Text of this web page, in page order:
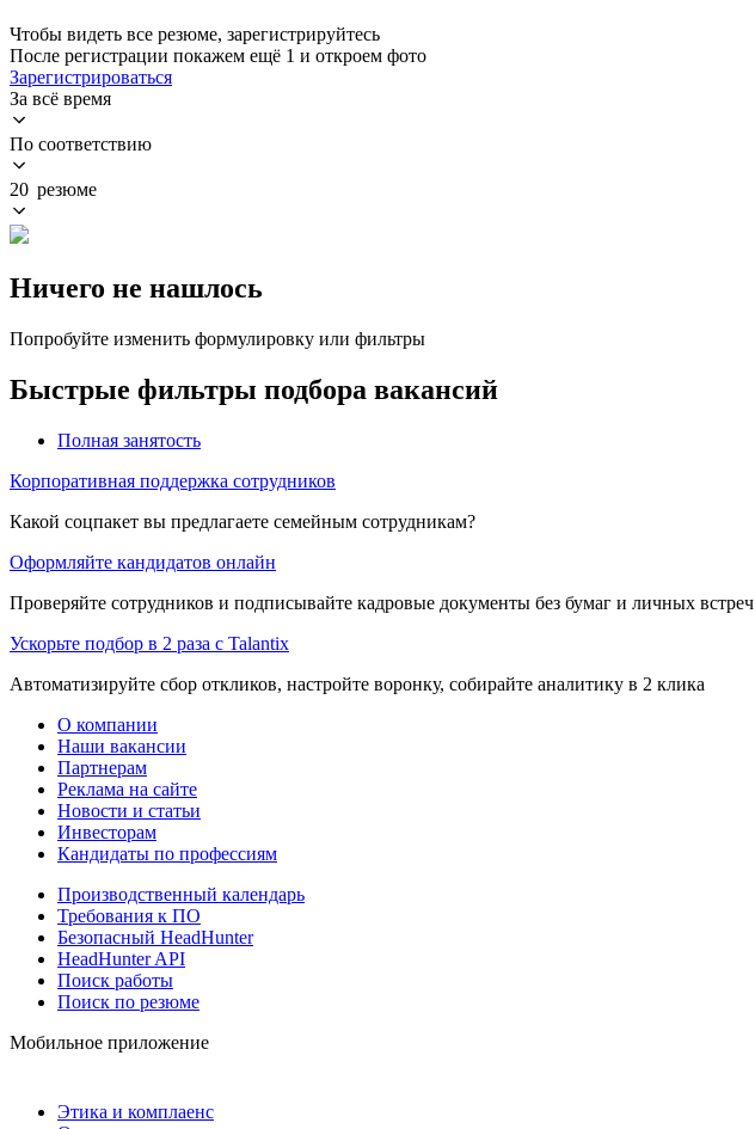
Чтобы видеть все резюме, зарегистрируйтесь
После регистрации покажем ещё 1 и откроем фото
Зарегистрироваться
За всё время
По соответствию
20 резюме
Ничего не нашлось
Попробуйте изменить формулировку или фильтры
Быстрые фильтры подбора вакансий
Полная занятость
Корпоративная поддержка сотрудников
Какой соцпакет вы предлагаете семейным сотрудникам?
Оформляйте кандидатов онлайн
Проверяйте сотрудников и подписывайте кадровые документы без бумаг и личных встреч
Ускорьте подбор в 2 раза с Talantix
Автоматизируйте сбор откликов, настройте воронку, собирайте аналитику в 2 клика
О компании
Наши вакансии
Партнерам
Реклама на сайте
Новости и статьи
Инвесторам
Кандидаты по профессиям
Производственный календарь
Требования к ПО
Безопасный HeadHunter
HeadHunter API
Поиск работы
Поиск по резюме
Мобильное приложение
Этика и комплаенс